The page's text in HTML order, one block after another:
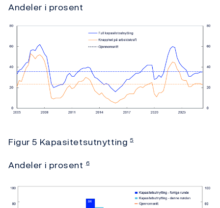
Andeler i prosent
Figur 5 Kapasitetsutnytting 5
Andeler i prosent 6